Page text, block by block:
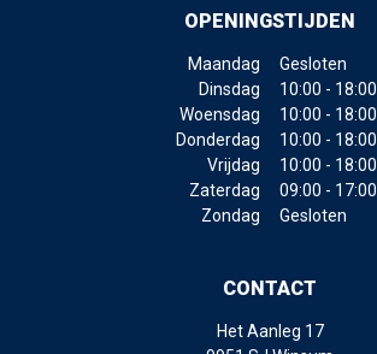
OPENINGSTIJDEN
Maandag
Gesloten
Dinsdag
10:00 - 18:00
Woensdag
10:00 - 18:00
Donderdag
10:00 - 18:00
Vrijdag
10:00 - 18:00
Zaterdag
09:00 - 17:00
Zondag
Gesloten
CONTACT
Het Aanleg 17